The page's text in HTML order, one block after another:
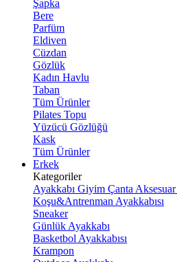
Şapka
Bere
Parfüm
Eldiven
Cüzdan
Gözlük
Kadın Havlu
Taban
Tüm Ürünler
Pilates Topu
Yüzücü Gözlüğü
Kask
Tüm Ürünler
Erkek
Kategoriler
Ayakkabı Giyim Çanta Aksesuar
Koşu&Antrenman Ayakkabısı
Sneaker
Günlük Ayakkabı
Basketbol Ayakkabısı
Krampon